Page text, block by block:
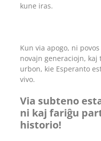
kune iras.
Kun via apogo, ni
novajn generaciojn,
urbon, kie Esperanto
vivo.
Via subteno
ni kaj fariĝu
historio!